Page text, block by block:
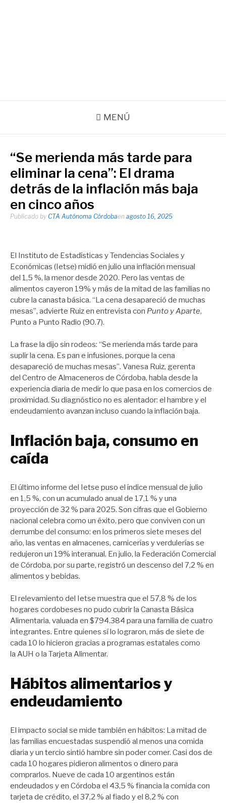
MENÚ
“Se merienda más tarde para
eliminar la cena”: El drama
detrás de la inflación más baja
en cinco años
Publicado by CTA Autónoma Córdobaen agosto 16, 2025
El Instituto de Estadísticas y Tendencias Sociales y
Económicas (Ietse) midió en julio una inflación mensual
del 1,5 %, la menor desde 2020. Pero las ventas de
alimentos cayeron 19% y más de la mitad de las familias no
cubre la canasta básica. “La cena desapareció de muchas
mesas”, advierte Ruiz en entrevista con Punto y Aparte,
Punto a Punto Radio (90.7).
La frase la dijo sin rodeos: “Se merienda más tarde para
suplir la cena. Es pan e infusiones, porque la cena
desapareció de muchas mesas”. Vanesa Ruiz, gerenta
del Centro de Almaceneros de Córdoba, habla desde la
experiencia diaria de medir lo que pasa en los comercios de
proximidad. Su diagnóstico no es alentador: el hambre y el
endeudamiento avanzan incluso cuando la inflación baja.
Inflación baja, consumo en
caída
El último informe del Ietse puso el índice mensual de julio
en 1,5 %, con un acumulado anual de 17,1 % y una
proyección de 32 % para 2025. Son cifras que el Gobierno
nacional celebra como un éxito, pero que conviven con un
derrumbe del consumo: en los primeros siete meses del
año, las ventas en almacenes, carnicerías y verdulerías se
redujeron un 19% interanual. En julio, la Federación Comercial
de Córdoba, por su parte, registró un descenso del 7,2 % en
alimentos y bebidas.
El relevamiento del Ietse muestra que el 57,8 % de los
hogares cordobeses no pudo cubrir la Canasta Básica
Alimentaria, valuada en $794.384 para una familia de cuatro
integrantes. Entre quienes sí lo lograron, más de siete de
cada 10 lo hicieron gracias a programas estatales como
la AUH o la Tarjeta Alimentar.
Hábitos alimentarios y
endeudamiento
El impacto social se mide también en hábitos: La mitad de
las familias encuestadas suspendió al menos una comida
diaria y un tercio sintió hambre sin poder comer. Casi dos de
cada 10 hogares pidieron alimentos o dinero para
comprarlos. Nueve de cada 10 argentinos están
endeudados y en Córdoba el 43,5 % financia la comida con
tarjeta de crédito, el 37,2 % al fiado y el 8,2 % con